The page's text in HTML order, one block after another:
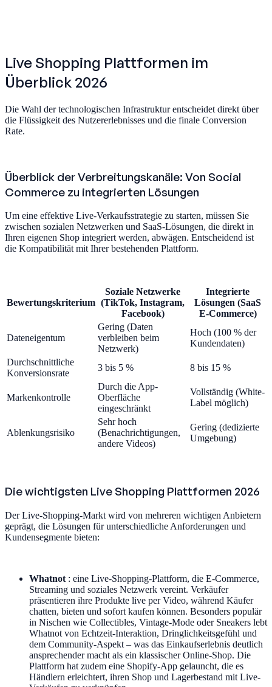
Live Shopping Plattformen im
Überblick 2026
Die Wahl der technologischen Infrastruktur entscheidet direkt über
die Flüssigkeit des Nutzererlebnisses und die finale Conversion
Rate.
Überblick der Verbreitungskanäle: Von Social
Commerce zu integrierten Lösungen
Um eine effektive Live-Verkaufsstrategie zu starten, müssen Sie
zwischen sozialen Netzwerken und SaaS-Lösungen, die direkt in
Ihren eigenen Shop integriert werden, abwägen. Entscheidend ist
die Kompatibilität mit Ihrer bestehenden Plattform.
Bewertungskriterium
Soziale Netzwerke
(TikTok, Instagram,
Facebook)
Integrierte
Lösungen (SaaS
E-Commerce)
Dateneigentum
Gering (Daten
verbleiben beim
Netzwerk)
Hoch (100 % der
Kundendaten)
Durchschnittliche
Konversionsrate
3 bis 5 % 8 bis 15 %
Markenkontrolle
Durch die App-
Oberfläche
eingeschränkt
Vollständig (White-
Label möglich)
Ablenkungsrisiko
Sehr hoch
(Benachrichtigungen,
andere Videos)
Gering (dedizierte
Umgebung)
Die wichtigsten Live Shopping Plattformen 2026
Der Live-Shopping-Markt wird von mehreren wichtigen Anbietern
geprägt, die Lösungen für unterschiedliche Anforderungen und
Kundensegmente bieten:
Whatnot : eine Live-Shopping-Plattform, die E-Commerce,
Streaming und soziales Netzwerk vereint. Verkäufer
präsentieren ihre Produkte live per Video, während Käufer
chatten, bieten und sofort kaufen können. Besonders populär
in Nischen wie Collectibles, Vintage-Mode oder Sneakers lebt
Whatnot von Echtzeit-Interaktion, Dringlichkeitsgefühl und
dem Community-Aspekt – was das Einkaufserlebnis deutlich
ansprechender macht als ein klassischer Online-Shop. Die
Plattform hat zudem eine Shopify-App gelauncht, die es
Händlern erleichtert, ihren Shop und Lagerbestand mit Live-